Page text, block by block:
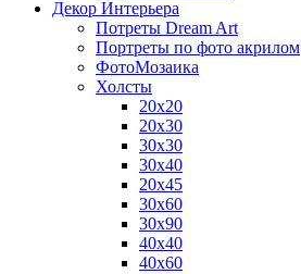
Декор Интерьера
Потреты Dream Art
Портреты по фото акрилом
ФотоМозаика
Холсты
20х20
20х30
30х30
30х40
20х45
30х60
30х90
40х40
40х60